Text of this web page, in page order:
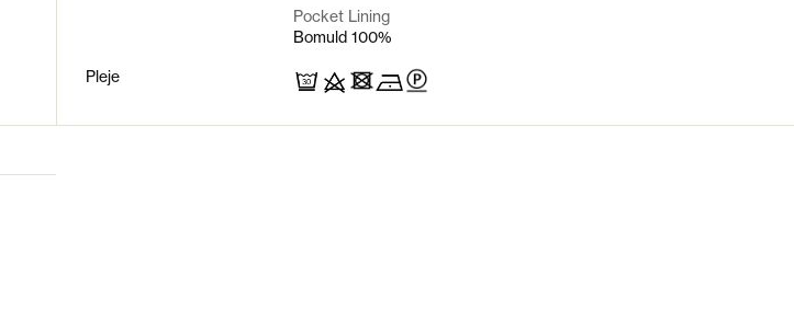
Pocket Lining
Bomuld 100%
Pleje